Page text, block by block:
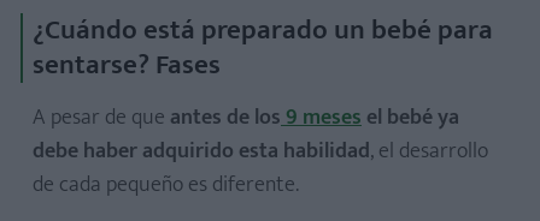
¿Cuándo está preparado un bebé para
sentarse? Fases
A pesar de que antes de los9 mesesel bebé ya
debe haber adquirido esta habilidad, el desarrollo
de cada pequeño es diferente.